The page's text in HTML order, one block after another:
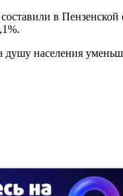
в Пензенской
душу населения